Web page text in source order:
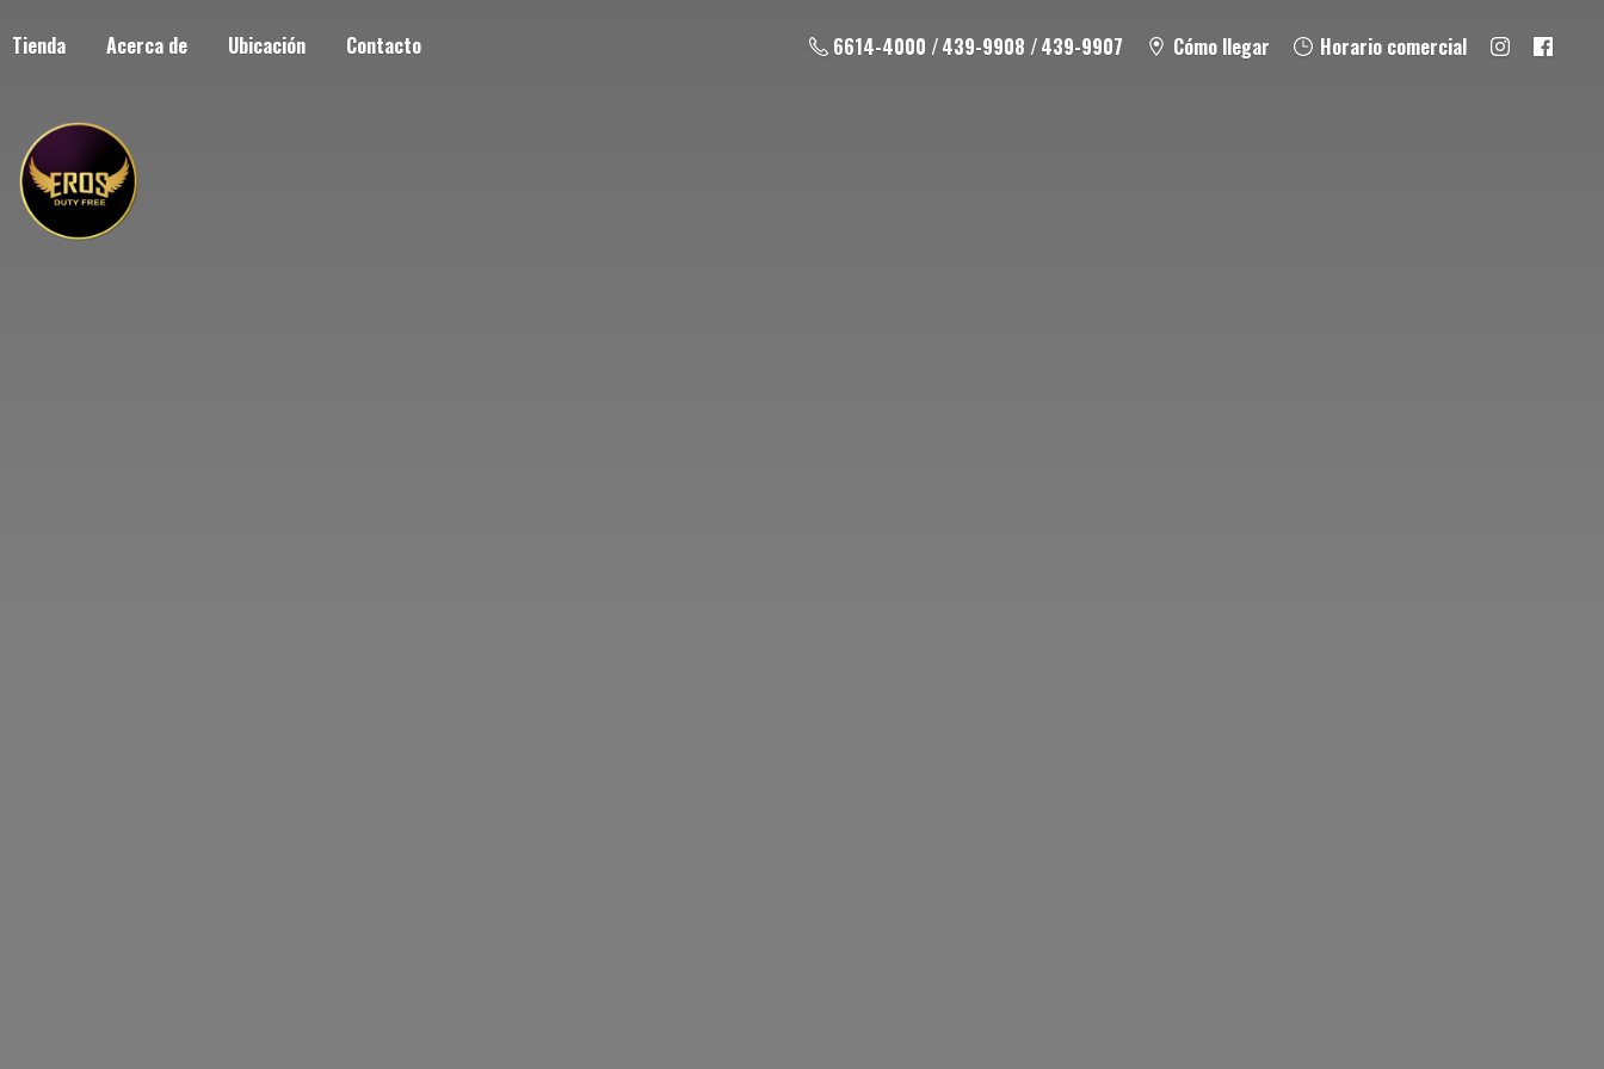
Tienda Acerca de Ubicación Contacto 6614-4000 / 439-9908 / 439-9907 Cómo llegar Horario comercial